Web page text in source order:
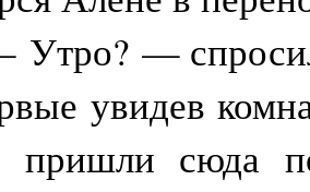
—
увидев
пришли сюда